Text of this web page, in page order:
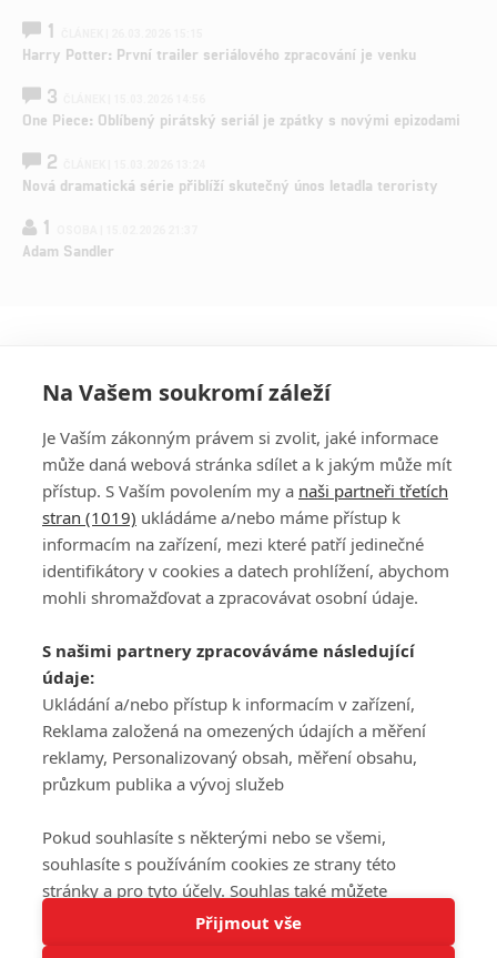
Tato stránka používá soubory cookies.
1
Harry Potter: První trailer seriálového zpracování je venku
3
One Piece: Oblíbený pirátský seriál je zpátky s novými epizodami
2
Nová dramatická série přiblíží skutečný únos letadla teroristy
1
Adam Sandler
PŘIHLÁSIT
REGISTROVAT
DISKUZE
Šéfredaktorkou webu jePetr Slavík, e-mailserialy@fandimefilmu.cz
Máte-li zájem o inzerci na našem webu napište nám na e-mail
studio@koncal.com
Ochrana osobních údajů|Zásady používání cookies |Pravidla webu
Upravit nastavení soukromí
© 2016 – 2026 FandimeSerialum.cz / All rights reserved /
Na Vašem soukromí záleží
Je Vaším zákonným právem si zvolit, jaké informace
může daná webová stránka sdílet a k jakým může mít
přístup. S Vaším povolením my a naši partneři třetích
stran (1019) ukládáme a/nebo máme přístup k
informacím na zařízení, mezi které patří jedinečné
identifikátory v cookies a datech prohlížení, abychom
mohli shromažďovat a zpracovávat osobní údaje.
S našimi partnery zpracováváme následující
údaje:
Ukládání a/nebo přístup k informacím v zařízení,
Reklama založená na omezených údajích a měření
reklamy, Personalizovaný obsah, měření obsahu,
průzkum publika a vývoj služeb
Pokud souhlasíte s některými nebo se všemi,
souhlasíte s používáním cookies ze strany této
stránky a pro tyto účely. Souhlas také můžete
odmítnout, ale v takovém případě vám na stránce
nebudou k dispozici některé personalizované funkce.
Přijmout vše